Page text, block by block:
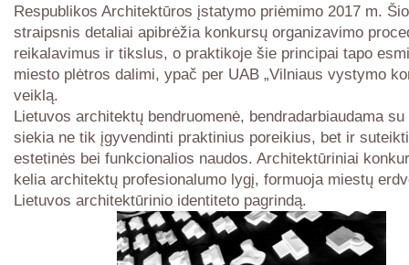
Respublikos Architektūros įstatymo priėmimo 2017 m.
straipsnis detaliai apibrėžia konkursų organizavimo
reikalavimus ir tikslus, o praktikoje šie principai tapo
miesto plėtros dalimi, ypač per UAB „Vilniaus vystymo
veiklą.
Lietuvos architektų bendruomenė, bendradarbiaudama
siekia ne tik įgyvendinti praktinius poreikius, bet ir
estetinės bei funkcionalios naudos. Architektūriniai
kelia architektų profesionalumo lygį, formuoja miestų
Lietuvos architektūrinio identiteto pagrindą.